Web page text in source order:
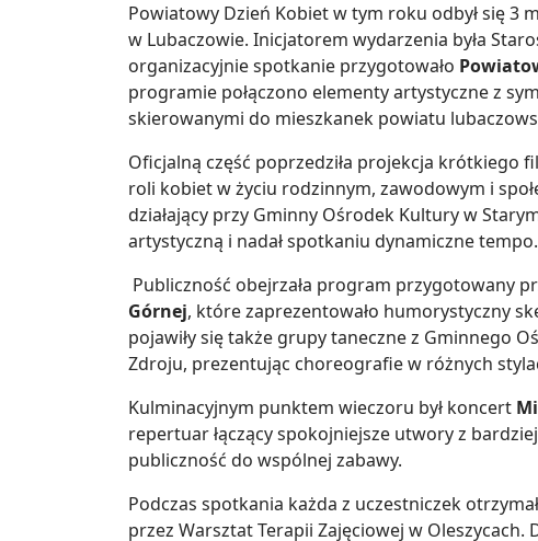
Powiatowy Dzień Kobiet w tym roku odbył się 3
w Lubaczowie. Inicjatorem wydarzenia była
organizacyjnie spotkanie przygotowało
programie połączono elementy artystyczne z
skierowanymi do mieszkanek powiatu
Oficjalną część poprzedziła projekcja krótkiego
roli kobiet w życiu rodzinnym, zawodowym i
działający przy Gminny Ośrodek Kultury w
artystyczną i nadał spotkaniu dynamiczne tempo.
Publiczność obejrzała program przygotowany
Górnej, które zaprezentowało humorystyczny
pojawiły się także grupy taneczne z Gminnego
Zdroju, prezentując choreografie w różnych
Kulminacyjnym punktem wieczoru był koncert
repertuar łączący spokojniejsze utwory z
publiczność do wspólnej zabawy.
Podczas spotkania każda z uczestniczek
przez Warsztat Terapii Zajęciowej w